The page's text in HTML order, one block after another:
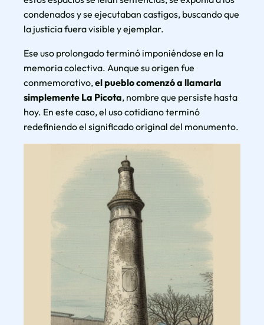
condenados y se ejecutaban castigos, buscando que
la justicia fuera visible y ejemplar.
Ese uso prolongado terminó imponiéndose en la
memoria colectiva. Aunque su origen fue
conmemorativo,el pueblo comenzó a llamarla
simplemente La Picota, nombre que persiste hasta
hoy. En este caso, el uso cotidiano terminó
redefiniendo el significado original del monumento.